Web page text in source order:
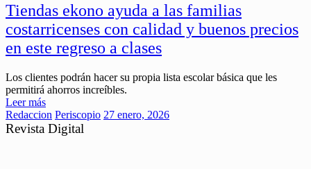
Tiendas ekono ayuda a las familias
costarricenses con calidad y buenos precios
en este regreso a clases
Los clientes podrán hacer su propia lista escolar básica que les
permitirá ahorros increíbles.
Leer más
Redaccion Periscopio 27 enero, 2026
Revista Digital